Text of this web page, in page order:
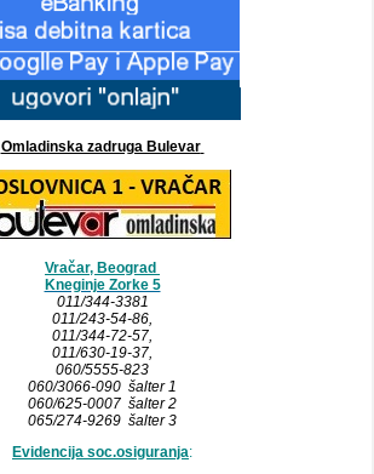
Omladinska zadruga Bulevar
Vračar, Beograd
Kneginje Zorke 5
011/344-3381
011/243-54-86,
011/344-72-57,
011/630-19-37,
060/5555-823
060/3066-090 šalter 1
060/625-0007 šalter 2
065/274-9269 šalter 3
Evidencija soc.osiguranja: